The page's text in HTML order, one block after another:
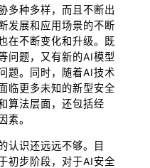
多种多样，而且不断出
发展和应用场景的不断
在不断变化和升级。既
问题，又有新的AI模型
题。同时，随着AI技术
临更多未知的新型安全
算法层面，还包括经
素。
认识还远远不够。目
初步阶段，对于AI安全